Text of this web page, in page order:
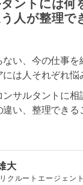
ントには何
人が整理で
い、今の仕事を
は人それぞれ悩
サルタントに相
い、整理できる
大
クルートエージェン